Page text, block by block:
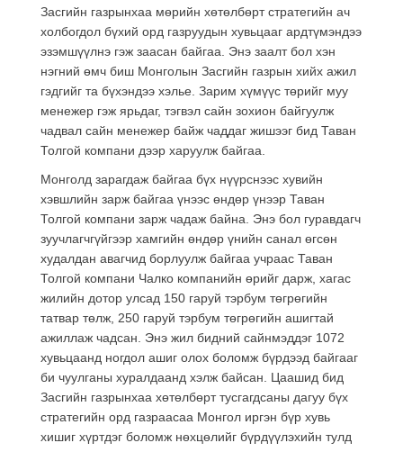
Засгийн газрынхаа мөрийн хөтөлбөрт стратегийн ач
холбогдол бүхий орд газруудын хувьцааг ардтүмэндээ
эзэмшүүлнэ гэж заасан байгаа. Энэ заалт бол хэн
нэгний өмч биш Монголын Засгийн газрын хийх ажил
гэдгийг та бүхэндээ хэлье. Зарим хүмүүс төрийг муу
менежер гэж ярьдаг, тэгвэл сайн зохион байгуулж
чадвал сайн менежер байж чаддаг жишээг бид Таван
Толгой компани дээр харуулж байгаа.
Монголд зарагдаж байгаа бүх нүүрснээс хувийн
хэвшлийн зарж байгаа үнээс өндөр үнээр Таван
Толгой компани зарж чадаж байна. Энэ бол гуравдагч
зуучлагчгүйгээр хамгийн өндөр үнийн санал өгсөн
худалдан авагчид борлуулж байгаа учраас Таван
Толгой компани Чалко компанийн өрийг дарж, хагас
жилийн дотор улсад 150 гаруй тэрбум төгрөгийн
татвар төлж, 250 гаруй тэрбум төгрөгийн ашигтай
ажиллаж чадсан. Энэ жил бидний сайнмэддэг 1072
хувьцаанд ногдол ашиг олох боломж бүрдээд байгааг
би чуулганы хуралдаанд хэлж байсан. Цаашид бид
Засгийн газрынхаа хөтөлбөрт тусгагдсаны дагуу бүх
стратегийн орд газраасаа Монгол иргэн бүр хувь
хишиг хүртдэг боломж нөхцөлийг бүрдүүлэхийн тулд